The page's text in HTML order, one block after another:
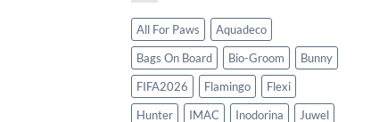
All For Paws
Aquadeco
Bags On Board
Bio-Groom
Bunny
FIFA2026
Flamingo
Flexi
Hunter
IMAC Inodorina
Juwel